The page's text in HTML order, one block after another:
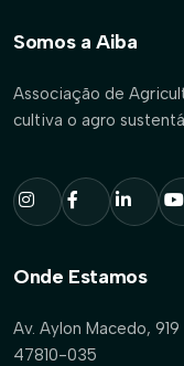
Somos a Aiba
Associação de
cultiva o agro
Onde Estamos
Av. Aylon Macedo,
47810-035